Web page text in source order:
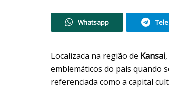
Whatsapp
Localizada na região de Kansai
emblemáticos do país quando
referenciada como a capital